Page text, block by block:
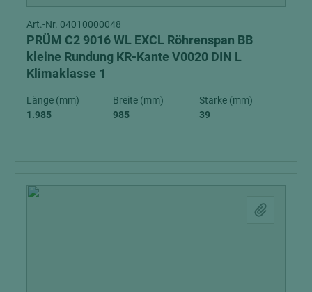
Art.-Nr. 04010000048
PRÜM C2 9016 WL EXCL Röhrenspan BB
kleine Rundung KR-Kante V0020 DIN L
Klimaklasse 1
Länge (mm)
1.985
Breite (mm)
985
Stärke (mm)
39